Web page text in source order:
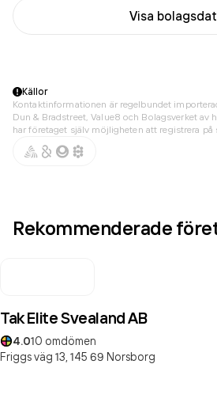
Visa
Källor
Kontaktinformationen är regelbundet
Dun & Bradstreet, Value8 och Bolagsverket av
har företaget själv möjligheten att registrera på
Rekommenderade
Tak Elite Svealand AB
4.010 omdömen
Friggs väg 13, 145 69 Norsborg